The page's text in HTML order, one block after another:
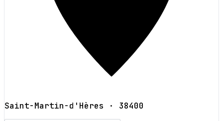
Saint-Martin-d'Hères · 38400